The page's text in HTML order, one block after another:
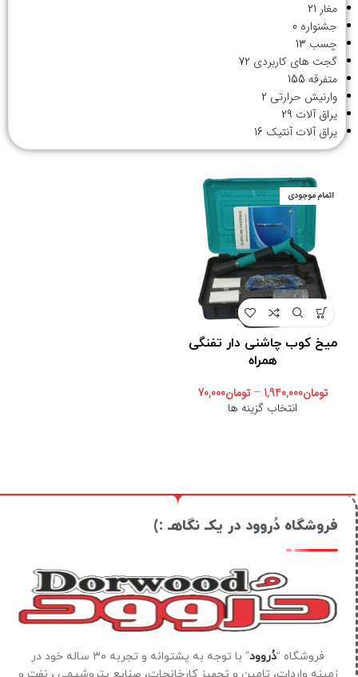
مغار 21
جشنواره 0
چسب 13
گجت های کاربردی 72
متفرقه 155
وارنیش حرارتی 2
یراق آلات 29
یراق آلات آنتیک 16
اتمام موجودی
میخ کوب چاشنی دار تفنگی
همراه
تومان1,940,000
– تومان70,000
انتخاب گزینه ها
فروشگاه دُروود در یکـ نگاهـ :)
فروشگاه “دُروود
” با توجه به پشتوانه و تجربه ۳۰ ساله خود در